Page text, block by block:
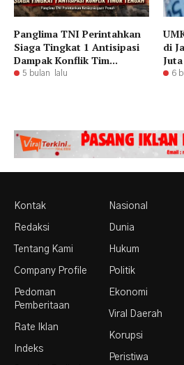
Panglima TNI Perintahkan
Siaga Tingkat 1 Antisipasi
Dampak Konflik Tim...
5 bulan lalu
di
Juta
6
Kontak
Redaksi
Tentang Kami
Company Profile
Pedoman
Pemberitaan
Rate Iklan
Indeks
Nasional
Dunia
Hukum
Politik
Ekonomi
Viral Daerah
Korupsi
Peristiwa